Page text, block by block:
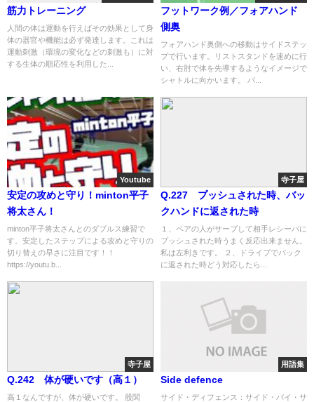
筋力トレーニング
人間の体は運動を行えばその効果として身
体の器官や機能は必ず発達します。これは
運動刺激（環境の変化などの刺激も）に対
する生体の順応性を利用した...
フットワーク例／フォアハンド
側奥
フォアハンド奥側への移動はサイドステッ
プで行います。リストスタンドを速めに行
い、右肘で体を先導するようなイメージで
シャトルに向かいます。 バ...
Youtube
安定の攻めと守り！minton平子
将太さん！
minton平子将太さんとのダブルス練習で
す。安定したステップによる攻めと守りの
切り替えの早さに注目です！！
https://youtu.b...
寺子屋
Q.227 プッシュされた時、バッ
クハンドに返された時
１、ペアの人がサーブして相手レシーバに
プッシュされた時うまく反応出来ません。
私は左利きです。 ２、ドライブでバック
に返された時どう対応したら...
寺子屋
Q.242 体が硬いです（高１）
高１なんですが、体が硬いです。 股関
用語集
Side defence
サイド・ディフェンス：サイド・バイ・サ